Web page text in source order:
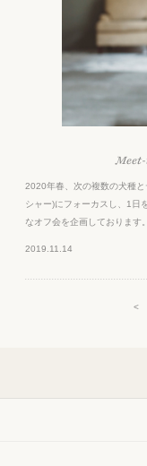
2019.11.14
2020年春、次の複数の犬種
シャー)にフォーカスし、1日
なオフ会を企画しております。
<